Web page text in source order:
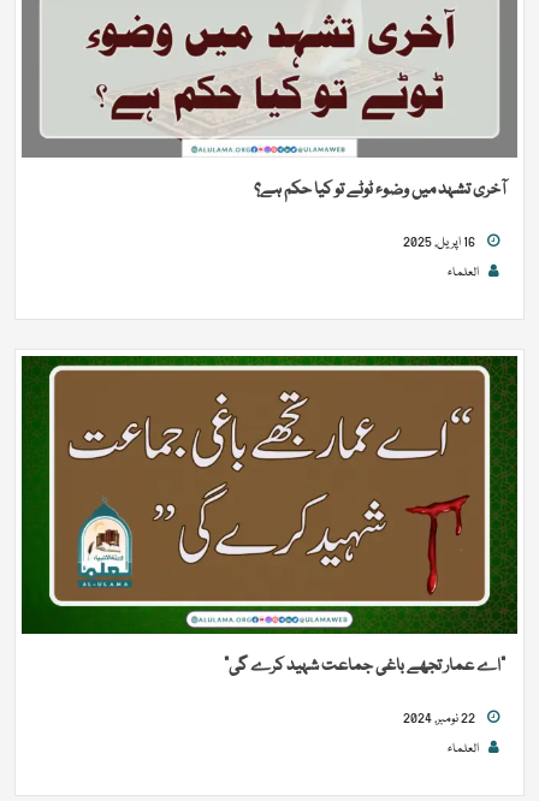
آخری تشہد میں وضوء ٹوٹے تو کیا حکم ہے؟
العلماء
“اے عمار تجھے باغی جماعت شہید کرے گی”
العلماء